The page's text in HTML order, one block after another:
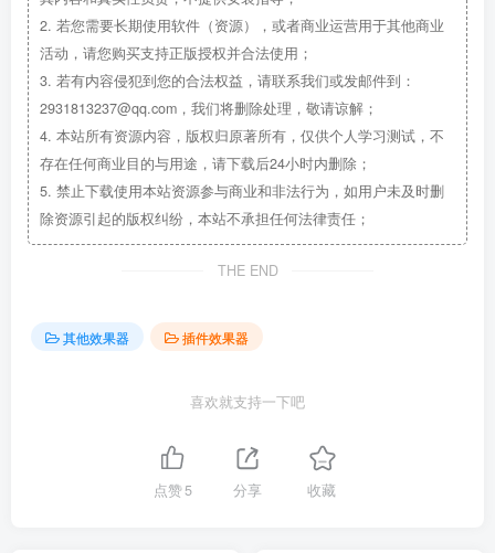
2. 若您需要长期使用软件（资源），或者商业运营用于其他商业
活动，请您购买支持正版授权并合法使用；
3. 若有内容侵犯到您的合法权益，请联系我们或发邮件到：
2931813237@qq.com，我们将删除处理，敬请谅解；
4. 本站所有资源内容，版权归原著所有，仅供个人学习测试，不
存在任何商业目的与用途，请下载后24小时内删除；
5. 禁止下载使用本站资源参与商业和非法行为，如用户未及时删
除资源引起的版权纠纷，本站不承担任何法律责任；
THE END
其他效果器 插件效果器
喜欢就支持一下吧
点赞5 分享 收藏